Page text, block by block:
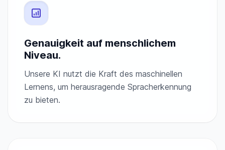
Genauigkeit auf menschlichem
Niveau.
Unsere KI nutzt die Kraft des maschinellen
Lernens, um herausragende Spracherkennung
zu bieten.